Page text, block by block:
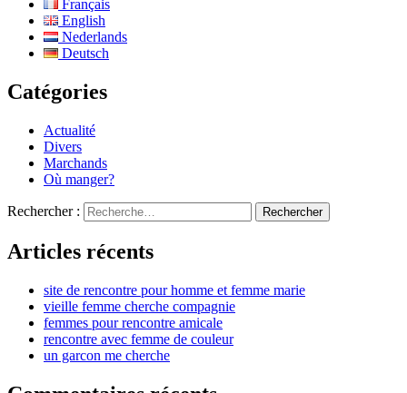
Français
English
Nederlands
Deutsch
Catégories
Actualité
Divers
Marchands
Où manger?
Rechercher :
Articles récents
site de rencontre pour homme et femme marie
vieille femme cherche compagnie
femmes pour rencontre amicale
rencontre avec femme de couleur
un garcon me cherche